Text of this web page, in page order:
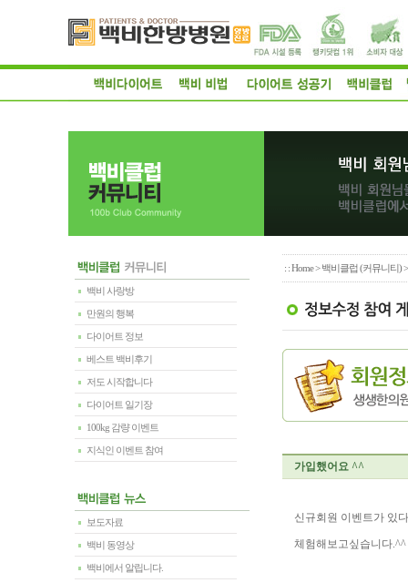
백비 사랑방
만원의 행복
다이어트 정보
베스트 백비후기
저도 시작합니다
다이어트 일기장
100kg 감량 이벤트
지식인 이벤트 참여
보도자료
백비 동영상
백비에서 알립니다.
: :Home>백비클럽 (커뮤니티)
가입했어요 ^^
신규회원 이벤트가 있
체험해보고싶습니다.^^